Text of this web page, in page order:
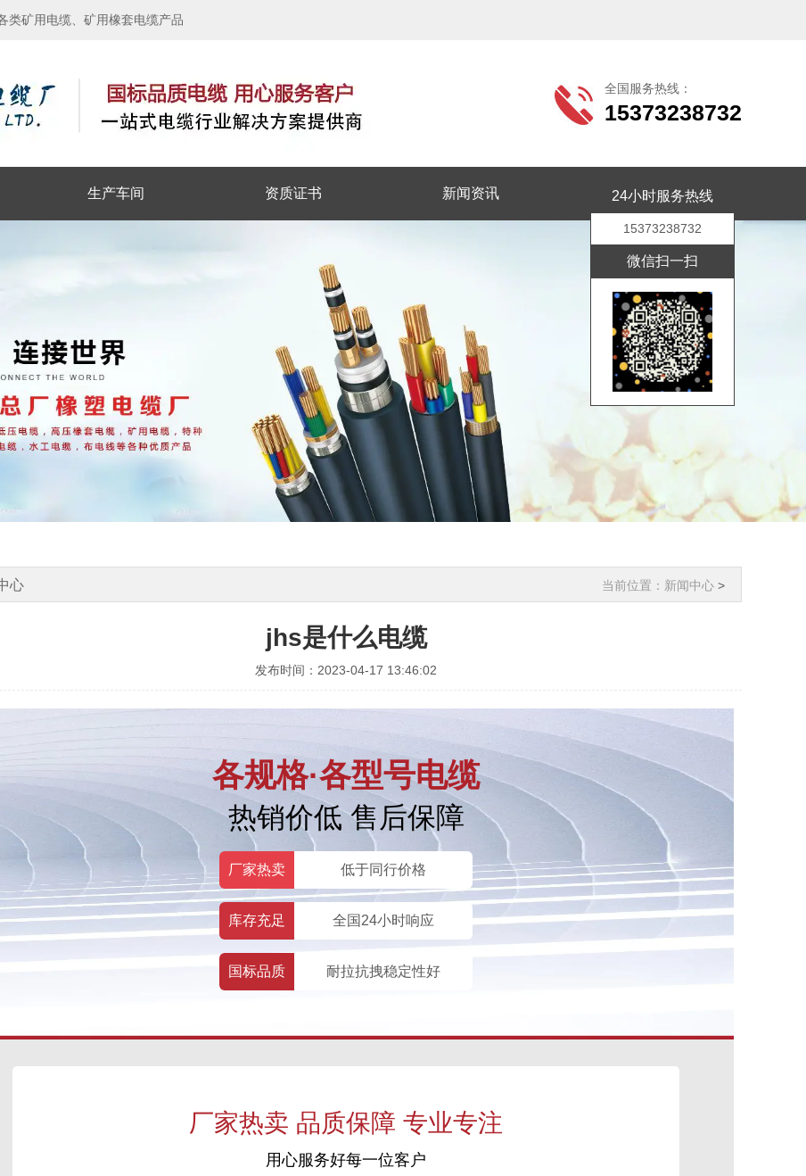
类矿用电缆、矿用橡套电缆产品
全国服务热线：
15373238732
生产车间 资质证书 新闻资讯 联系我们
心 当前位置： 新闻中心 >
jhs是什么电缆
发布时间：2023-04-17 13:46:02
各规格·各型号电缆
热销价低 售后保障
厂家热卖 低于同行价格
库存充足 全国24小时响应
国标品质 耐拉抗拽稳定性好
厂家热卖 品质保障 专业专注
用心服务好每一位客户
24小时服务热线
15373238732
微信扫一扫